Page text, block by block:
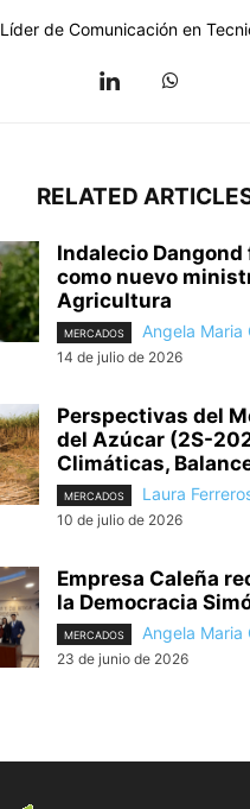
Líder de Comunicación en
RELATED
Indalecio
como nuevo
Agricultura
MERCADOS Angela Maria
14 de julio de 2026
Perspectivas del
del Azúcar (2S-
Climáticas,
MERCADOS Laura
10 de julio de 2026
Empresa Caleña
la Democracia
MERCADOS Angela Maria
23 de junio de 2026